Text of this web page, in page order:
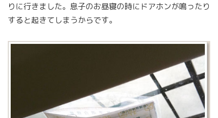
りに行きました。息子のお昼寝の時にドアホンが鳴ったり
すると起きてしまうからです。